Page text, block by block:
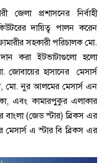
জেলা প্রশাসনের নির্বাহী
দায়িত্ব পালন করেন
সহকারী পরিচালক মো.
করা ইটভাটাগুলো হলো
জোবায়ের হাসানের মেসার্স
মো. নুর আলমের মেসার্স এন
এবং কামারপুকুর এলাকার
(জেড স্টার) ব্রিকস এর
এ স্টার বি ব্রিকস এর